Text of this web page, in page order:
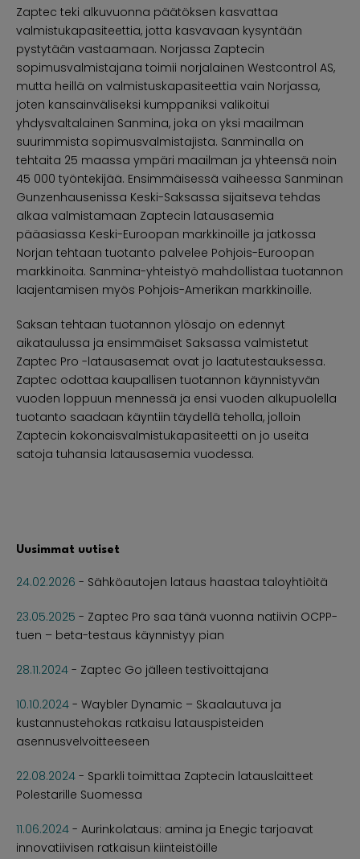
Zaptec teki alkuvuonna päätöksen kasvattaa
valmistukapasiteettia, jotta kasvavaan kysyntään
pystytään vastaamaan. Norjassa Zaptecin
sopimusvalmistajana toimii norjalainen Westcontrol AS,
mutta heillä on valmistuskapasiteettia vain Norjassa,
joten kansainväliseksi kumppaniksi valikoitui
yhdysvaltalainen Sanmina, joka on yksi maailman
suurimmista sopimusvalmistajista. Sanminalla on
tehtaita 25 maassa ympäri maailman ja yhteensä noin
45 000 työntekijää. Ensimmäisessä vaiheessa Sanminan
Gunzenhausenissa Keski-Saksassa sijaitseva tehdas
alkaa valmistamaan Zaptecin latausasemia
pääasiassa Keski-Euroopan markkinoille ja jatkossa
Norjan tehtaan tuotanto palvelee Pohjois-Euroopan
markkinoita. Sanmina-yhteistyö mahdollistaa tuotannon
laajentamisen myös Pohjois-Amerikan markkinoille.
Saksan tehtaan tuotannon ylösajo on edennyt
aikataulussa ja ensimmäiset Saksassa valmistetut
Zaptec Pro -latausasemat ovat jo laatutestauksessa.
Zaptec odottaa kaupallisen tuotannon käynnistyvän
vuoden loppuun mennessä ja ensi vuoden alkupuolella
tuotanto saadaan käyntiin täydellä teholla, jolloin
Zaptecin kokonaisvalmistukapasiteetti on jo useita
satoja tuhansia latausasemia vuodessa.
Uusimmat uutiset
24.02.2026 - Sähköautojen lataus haastaa taloyhtiöitä
23.05.2025 - Zaptec Pro saa tänä vuonna natiivin OCPP-
tuen – beta-testaus käynnistyy pian
28.11.2024 - Zaptec Go jälleen testivoittajana
10.10.2024 - Waybler Dynamic – Skaalautuva ja
kustannustehokas ratkaisu latauspisteiden
asennusvelvoitteeseen
22.08.2024 - Sparkli toimittaa Zaptecin latauslaitteet
Polestarille Suomessa
11.06.2024 - Aurinkolataus: amina ja Enegic tarjoavat
innovatiivisen ratkaisun kiinteistöille